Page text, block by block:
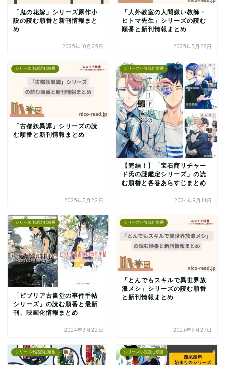
「鬼の花嫁」シリーズ原作小
説の読む順番と新刊情報まと
め
2025年10月25日
「人外教室の人間嫌い教師・
ヒトマ先生」シリーズの読む
順番と新刊情報まとめ
2025年3月28日
シリーズ小説読む順番
「古都妖異譚」シリーズの読
む順番と新刊情報まとめ
2025年3月22日
シリーズ小説読む順番
【完結！】「宝石商リチャー
ド氏の謎鑑定シリーズ」の読
む順番と各巻あらすじまとめ
2024年9月14日
シリーズ小説読む順番
「ビブリア古書堂の事件手帖
シリーズ」の読む順番と最新
刊、映画化情報まとめ
2024年3月22日
シリーズ小説読む順番
「とんでもスキルで異世界放
浪メシ」シリーズの読む順番
と新刊情報まとめ
2023年9月27日
シリーズ小説読む順番 シリーズ小説読む順番